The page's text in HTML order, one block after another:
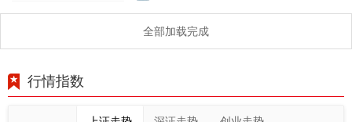
全部加载完成
行情指数